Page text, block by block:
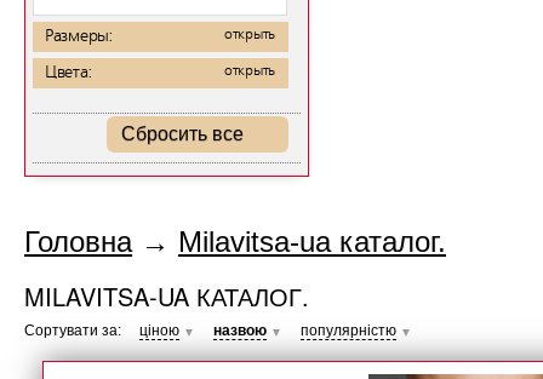
Размеры: открыть
Цвета: открыть
Сбросить все
Головна→ Milavitsa-ua каталог.
MILAVITSA-UA КАТАЛОГ.
Сортувати за: ціною ▼ назвою ▼ популярністю ▼